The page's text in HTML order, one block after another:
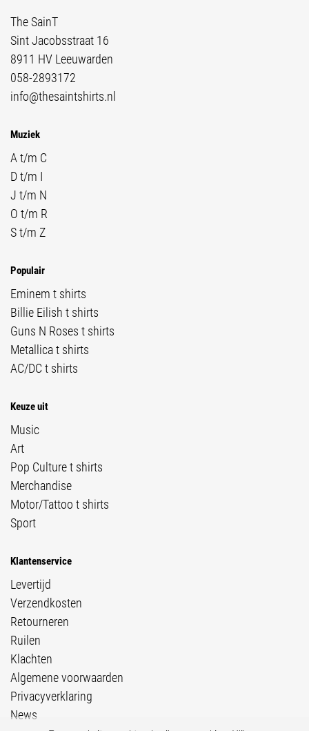
The SainT
Sint Jacobsstraat 16
8911 HV Leeuwarden
058-2893172
info@thesaintshirts.nl
Muziek
A t/m C
D t/m I
J t/m N
O t/m R
S t/m Z
Populair
Eminem t shirts
Billie Eilish t shirts
Guns N Roses t shirts
Metallica t shirts
AC/DC t shirts
Keuze uit
Music
Art
Pop Culture t shirts
Merchandise
Motor/Tattoo t shirts
Sport
Klantenservice
Levertijd
Verzendkosten
Retourneren
Ruilen
Klachten
Algemene voorwaarden
Privacyverklaring
News